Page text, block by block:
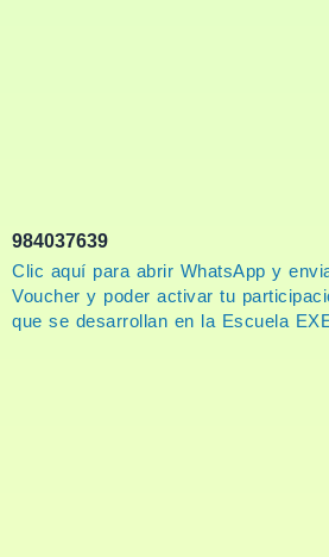
984037639
Clic aquí para abrir WhatsApp y
Voucher y poder activar tu
que se desarrollan en la Escuela